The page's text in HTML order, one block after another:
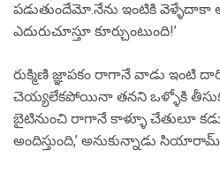
పడుతుందేమో.నేను ఇంటికి వెళ్ళేదాకా
ఎదురుచూస్తూ కూర్చుంటుంది!’
రుక్మిణి జ్ఞాపకం రాగానే వాడు ఇంటి
చెయ్యలేకపోయినా తనని ఒళ్ళోకి
బైటినుంచి రాగానే కాళ్ళూ చేతులూ
అందిస్తుంది,’ అనుకున్నాడు